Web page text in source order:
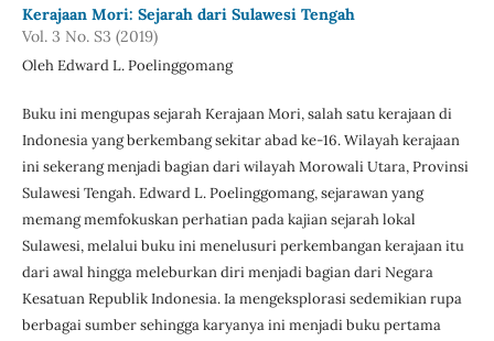
Kerajaan Mori: Sejarah dari Sulawesi Tengah
Vol. 3 No. S3 (2019)
Oleh Edward L. Poelinggomang
Buku ini mengupas sejarah Kerajaan Mori, salah satu kerajaan di
Indonesia yang berkembang sekitar abad ke-16. Wilayah kerajaan
ini sekerang menjadi bagian dari wilayah Morowali Utara, Provinsi
Sulawesi Tengah. Edward L. Poelinggomang, sejarawan yang
memang memfokuskan perhatian pada kajian sejarah lokal
Sulawesi, melalui buku ini menelusuri perkembangan kerajaan itu
dari awal hingga meleburkan diri menjadi bagian dari Negara
Kesatuan Republik Indonesia. Ia mengeksplorasi sedemikian rupa
berbagai sumber sehingga karyanya ini menjadi buku pertama